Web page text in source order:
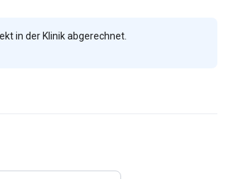
in der Klinik abgerechnet.